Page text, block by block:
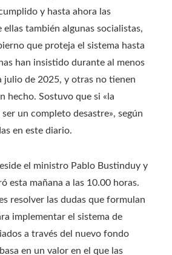
y hasta ahora las
también algunas socialistas,
que proteja el sistema hasta
han insistido durante al menos
julio de 2025, y otras no tienen
hecho. Sostuvo que si «la
un completo desastre», según
en este diario.
el ministro Pablo Bustinduy y
esta mañana a las 10.00 horas.
resolver las dudas que formulan
implementar el sistema de
a través del nuevo fondo
en un valor en el que las